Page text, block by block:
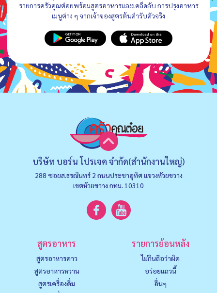
รายการครัวคุณต๋อยพร้อมสูตรอาหารและเคล็ดลับ การปรุงอาหาร
เมนูต่าง ๆ จากเจ้าของสูตรต้นตำรับตัวจริง
บริษัท บอร์น โปรเจค จำกัด(สำนักงานใหญ่)
288 ซอยส.ธรณินทร์ 2 ถนนประชาอุทิศ แขวงหัวยขวาง
เขตห้วยขวาง กทม. 10310
สูตรอาหาร
สูตรอาหารคาว
สูตรอาหารหวาน
สูตรเครื่องดื่ม
รายการย้อนหลัง
ไม่กินถือว่าผิด
อร่อยแถวนี้
อื่นๆ